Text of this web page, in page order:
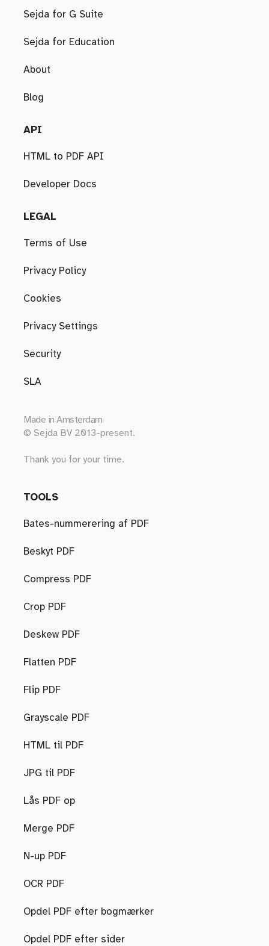
Sejda for G Suite
Sejda for Education
About
Blog
API
HTML to PDF API
Developer Docs
LEGAL
Terms of Use
Privacy Policy
Cookies
Privacy Settings
Security
SLA
Made in Amsterdam
© Sejda BV 2013-present.
Thank you for your time.
TOOLS
Bates-nummerering af PDF
Beskyt PDF
Compress PDF
Crop PDF
Deskew PDF
Flatten PDF
Flip PDF
Grayscale PDF
HTML til PDF
JPG til PDF
Lås PDF op
Merge PDF
N-up PDF
OCR PDF
Opdel PDF efter bogmærker
Opdel PDF efter sider